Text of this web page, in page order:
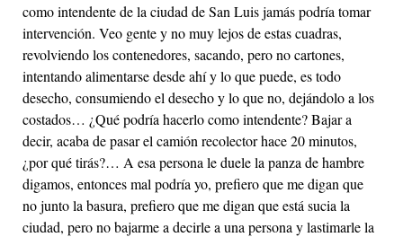
como intendente de la ciudad de San Luis jamás podría tomar
intervención. Veo gente y no muy lejos de estas cuadras,
revolviendo los contenedores, sacando, pero no cartones,
intentando alimentarse desde ahí y lo que puede, es todo
desecho, consumiendo el desecho y lo que no, dejándolo a los
costados… ¿Qué podría hacerlo como intendente? Bajar a
decir, acaba de pasar el camión recolector hace 20 minutos,
¿por qué tirás?… A esa persona le duele la panza de hambre
digamos, entonces mal podría yo, prefiero que me digan que
no junto la basura, prefiero que me digan que está sucia la
ciudad, pero no bajarme a decirle a una persona y lastimarle la